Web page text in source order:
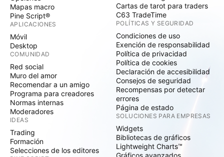
Mapas macro
Pine Script®
APLICACIONES
Móvil
Desktop
COMUNIDAD
Red social
Muro del amor
Recomendar a un amigo
Programa para creadores
Normas internas
Moderadores
IDEAS
Trading
Formación
Selecciones de los editores
Cartas de tarot para traders
C63 TradeTime
POLÍTICAS Y SEGURIDAD
Condiciones de uso
Exención de responsabilidad
Política de privacidad
Política de cookies
Declaración de accesibilidad
Consejos de seguridad
Recompensas por detectar
errores
Página de estado
SOLUCIONES PARA EMPRESAS
Widgets
Bibliotecas de gráficos
Lightweight Charts™
Gráficos avanzados